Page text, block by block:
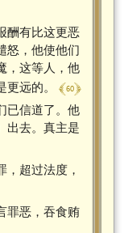
酬有比这更恶
怒，他使他们
，这等人，他
远的。 ﴾ 60 ﴿
已信道了。他
出去。真主是
超过法度，
罪恶，吞食贿